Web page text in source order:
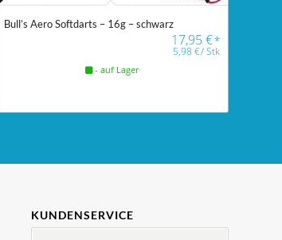
Bull’s Aero Softdarts – 16g – schwarz
17,95€*
5,98 €/Stk
- auf Lager
KUNDENSERVICE